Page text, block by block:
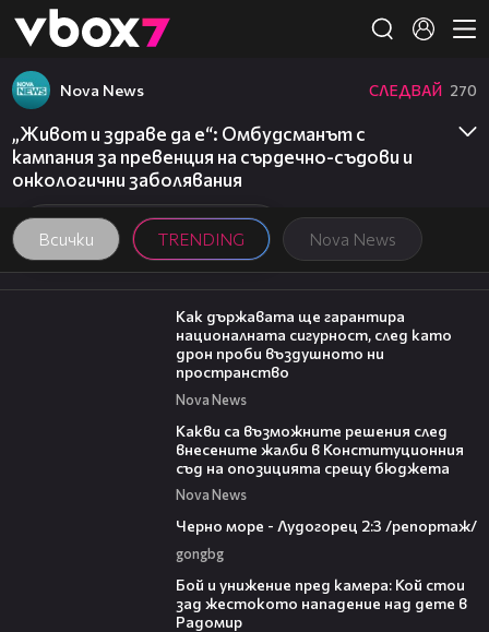
👾
Всички TRENDING Nova News
Nova News СЛЕДВАЙ 270
„Живот и здраве да е“: Омбудсманът с
кампания за превенция на сърдечно-съдови и
онкологични заболявания
21:36
Как държавата ще гарантира
националната сигурност, след като
дрон проби въздушното ни
пространство
Nova News
Какви са възможните решения след
внесените жалби в Конституционния
съд на опозицията срещу бюджета
Nova News
Черно море - Лудогорец 2:3 /репортаж/
gongbg
Бой и унижение пред камера: Кой стои
зад жестокото нападение над дете в
Радомир